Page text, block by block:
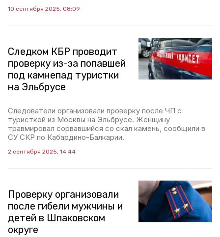
10 сентября 2025, 08:09
Следком КБР проводит
проверку из-за попавшей
под камнепад туристки
на Эльбрусе
Следователи организовали проверку после ЧП с
туристкой из Москвы на Эльбрусе. Женщину
травмировал сорвавшийся со скал камень, сообщили в
СУ СКР по Кабардино-Балкарии.
2 сентября 2025, 14:44
Проверку организовали
после гибели мужчины и
детей в Шпаковском
округе